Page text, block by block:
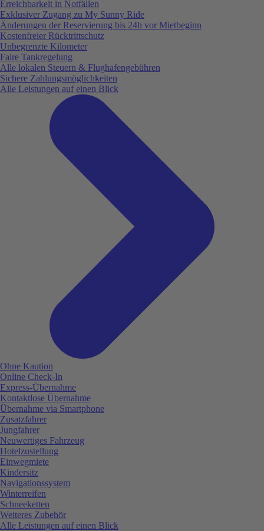
Erreichbarkeit in Notfällen
Exklusiver Zugang zu My Sunny Ride
Änderungen der Reservierung bis 24h vor Mietbeginn
Kostenfreier Rücktrittschutz
Unbegrenzte Kilometer
Faire Tankregelung
Alle lokalen Steuern & Flughafengebühren
Sichere Zahlungsmöglichkeiten
Alle Leistungen auf einen Blick
Ohne Kaution
Online Check-In
Express-Übernahme
Kontaktlose Übernahme
Übernahme via Smartphone
Zusatzfahrer
Jungfahrer
Neuwertiges Fahrzeug
Hotelzustellung
Einwegmiete
Kindersitz
Navigationssystem
Winterreifen
Schneeketten
Weiteres Zubehör
Alle Leistungen auf einen Blick